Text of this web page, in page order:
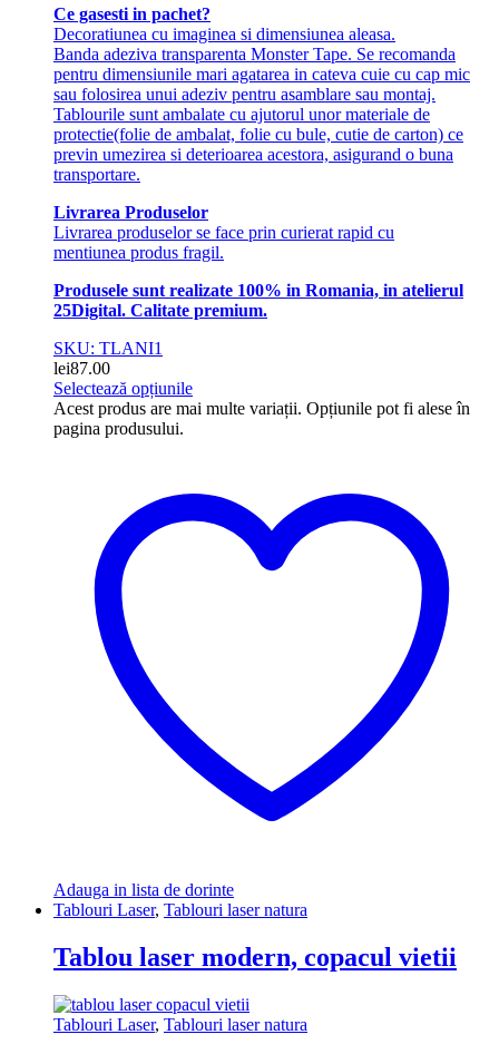
Ce gasesti in pachet?
Decoratiunea cu imaginea si dimensiunea aleasa.
Banda adeziva transparenta Monster Tape. Se recomanda
pentru dimensiunile mari agatarea in cateva cuie cu cap mic
sau folosirea unui adeziv pentru asamblare sau montaj.
Tablourile sunt ambalate cu ajutorul unor materiale de
protectie(folie de ambalat, folie cu bule, cutie de carton) ce
previn umezirea si deterioarea acestora, asigurand o buna
transportare.
Livrarea Produselor
Livrarea produselor se face prin curierat rapid cu
mentiunea produs fragil.
Produsele sunt realizate 100% in Romania, in atelierul
25Digital. Calitate premium.
SKU: TLANI1
lei87.00
Selectează opțiunile
Acest produs are mai multe variații. Opțiunile pot fi alese în
pagina produsului.
Adauga in lista de dorinte
Tablouri Laser, Tablouri laser natura
Tablou laser modern, copacul vietii
Tablouri Laser, Tablouri laser natura